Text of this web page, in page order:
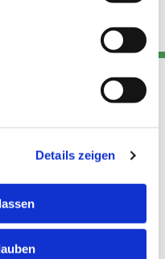
Details zeigen
30
64 28
+49
Links
Datensch
utz